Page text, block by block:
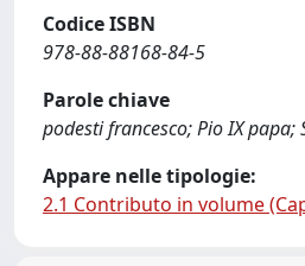
Codice ISBN
978-88-88168-84-5
Parole chiave
podesti francesco; Pio IX papa;
Appare nelle tipologie:
2.1 Contributo in volume